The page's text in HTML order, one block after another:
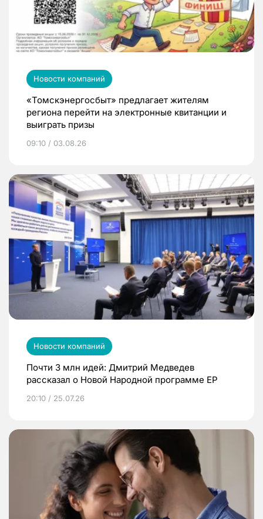
Новости компаний
«Томскэнергосбыт» предлагает жителям
региона перейти на электронные квитанции и
выиграть призы
09:10 / 03.08.26
Новости компаний
Почти 3 млн идей: Дмитрий Медведев
рассказал о Новой Народной программе ЕР
20:10 / 25.07.26